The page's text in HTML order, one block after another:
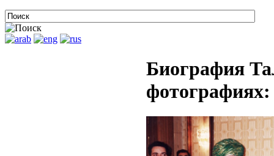
Биография
фотографиях: